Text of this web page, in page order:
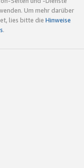
Um mehr darüber
lies bitte die Hinweise
.